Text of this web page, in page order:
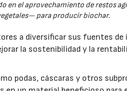
en el aprovechamiento de restos
para producir biochar.
a diversificar sus fuentes
la sostenibilidad y la
podas, cáscaras y otros